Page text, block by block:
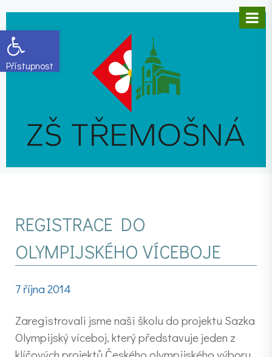
Open toolbar
REGISTRACE DO
OLYMPIJSKÉHO VÍCEBOJE
7 října 2014
Zaregistrovali jsme naši školu do projektu Sazka
Olympijský víceboj, který představuje jeden z